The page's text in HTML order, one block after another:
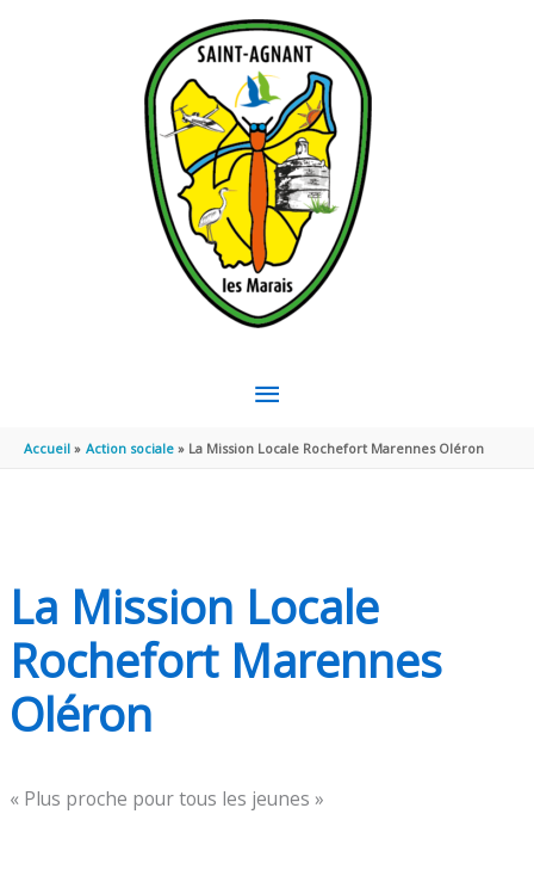
MENU
PRINCIPAL
Accueil Action sociale La Mission Locale Rochefort Marennes Oléron
La Mission Locale
Rochefort Marennes
Oléron
« Plus proche pour tous les jeunes »